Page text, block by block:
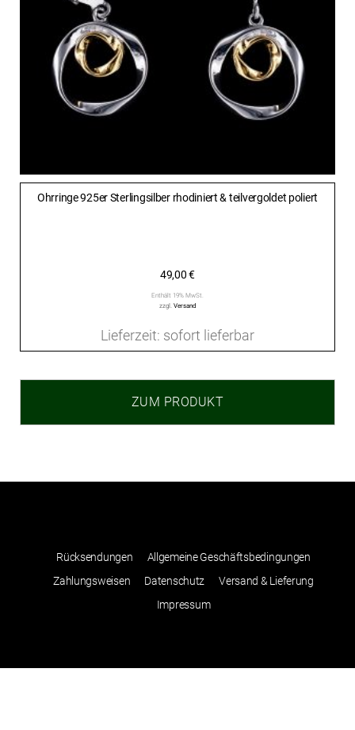
Ohrringe 925er Sterlingsilber rhodiniert & teilvergoldet poliert
49,00€
Enthält 19% MwSt.
zzgl. Versand
Lieferzeit: sofort lieferbar
ZUM PRODUKT
Rücksendungen
Allgemeine Geschäftsbedingungen
Zahlungsweisen
Datenschutz
Versand & Lieferung
Impressum